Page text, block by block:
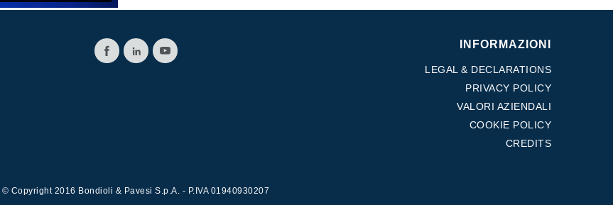
INFORMAZIONI
LEGAL & DECLARATIONS
PRIVACY POLICY
VALORI AZIENDALI
COOKIE POLICY
CREDITS
© Copyright 2016 Bondioli & Pavesi S.p.A. - P.IVA 01940930207